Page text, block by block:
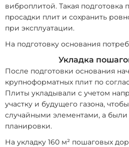
виброплитой. Такая подготовка
просадки плит и сохранить
при эксплуатации.
На подготовку основания
Укладка
После подготовки основания
крупноформатных плит по
Плиты укладывали с учетом
участку и будущего газона,
случайными элементами, а
планировки.
На укладку 160 м² пошаговых